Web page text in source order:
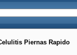
Piernas Rapido